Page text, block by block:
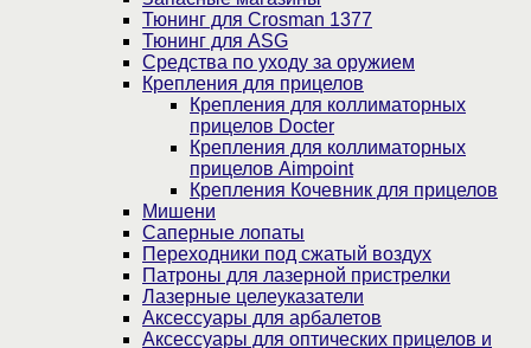
Тюнинг для Crosman 1377
Тюнинг для ASG
Средства по уходу за оружием
Крепления для прицелов
Крепления для коллиматорных
прицелов Docter
Крепления для коллиматорных
прицелов Aimpoint
Крепления Кочевник для прицелов
Мишени
Саперные лопаты
Переходники под сжатый воздух
Патроны для лазерной пристрелки
Лазерные целеуказатели
Аксессуары для арбалетов
Аксессуары для оптических прицелов и